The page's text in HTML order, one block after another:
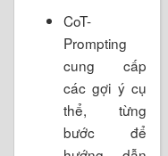
CoT-
Prompting
cung cấp
các gợi ý cụ
thể, từng
bước để